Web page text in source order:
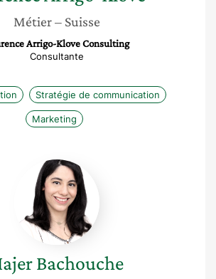
Métier– Suisse
Arrigo-Klove Consulting
Consultante
Stratégie de communication
Marketing
Hajer
Bachouche
Bachouche